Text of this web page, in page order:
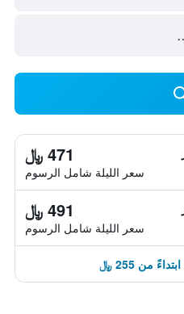
471 ﷼
سعر الليلة شامل الرسوم
491 ﷼
سعر الليلة شامل الرسوم